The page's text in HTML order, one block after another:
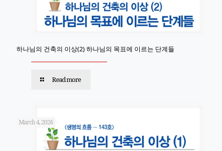
하나님의 건축의 이상(2) 하나님의 목표에 이르는 단계들
Read more
March 4, 2026